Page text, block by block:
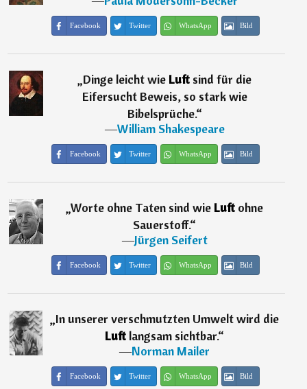
Facebook Twitter WhatsApp Bild
„Dinge leicht wie Luft sind für die
Eifersucht Beweis, so stark wie
Bibelsprüche.“
―William Shakespeare
Facebook Twitter WhatsApp Bild
„Worte ohne Taten sind wie Luft ohne
Sauerstoff.“
―Jürgen Seifert
Facebook Twitter WhatsApp Bild
„In unserer verschmutzten Umwelt wird die
Luft langsam sichtbar.“
―Norman Mailer
Facebook Twitter WhatsApp Bild